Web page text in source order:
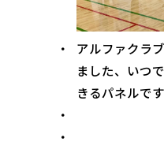
アルファクラ
ました、いつ
きるパネルです